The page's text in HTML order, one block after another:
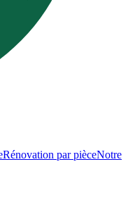
Rénovation par pièceNotre